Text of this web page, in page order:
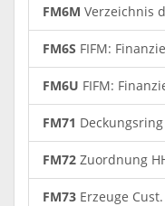
FM6M Verzeichnis
FM6S FIFM:
FM6U FIFM:
FM71
FM72 Zuordnung
FM73 Erzeuge